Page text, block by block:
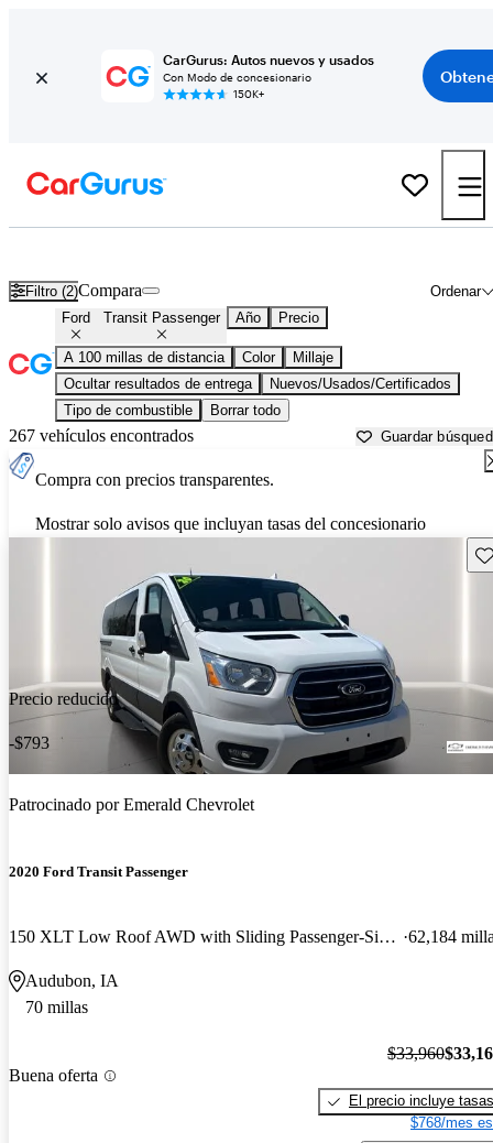
CarGurus: Autos nuevos y usados
Con Modo de concesionario
150K+
Filtro (2) Ordenar
Compara
Ford Transit Passenger Año Precio
A 100 millas de distancia Color
Millaje
Ocultar resultados de entrega
Nuevos/Usados/Certificados
Tipo de combustible
Borrar todo
267 vehículos encontrados Guardar
Compra con precios transparentes.
Mostrar solo avisos que incluyan tasas del concesionario
Precio reducido
-$793
Patrocinado porEmerald Chevrolet
2020 Ford Transit Passenger
150 XLT Low Roof AWD with Sliding Passenger-Side Door 62,184
Audubon, IA
70 millas
Buena oferta
$33,960
El precio incluye tasas
$768/mes